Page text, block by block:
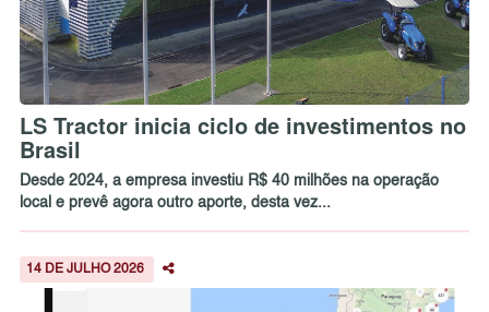
LS Tractor inicia ciclo de investimentos no
Brasil
Desde 2024, a empresa investiu R$ 40 milhões na operação
local e prevê agora outro aporte, desta vez...
14 DE JULHO 2026